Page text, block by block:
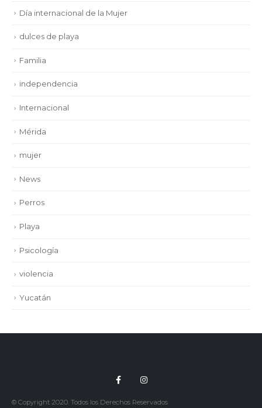
Día internacional de la Mujer
dulces de playa
Familia
independencia
Internacional
Mérida
mujer
News
Perros
Playa
Psicología
violencia
Yucatán
© Copyright 2020. Todos los Derechos Reservados